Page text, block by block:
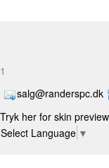
1
salg@randerspc.dk
Tryk her for skin preview
Select Language ▼